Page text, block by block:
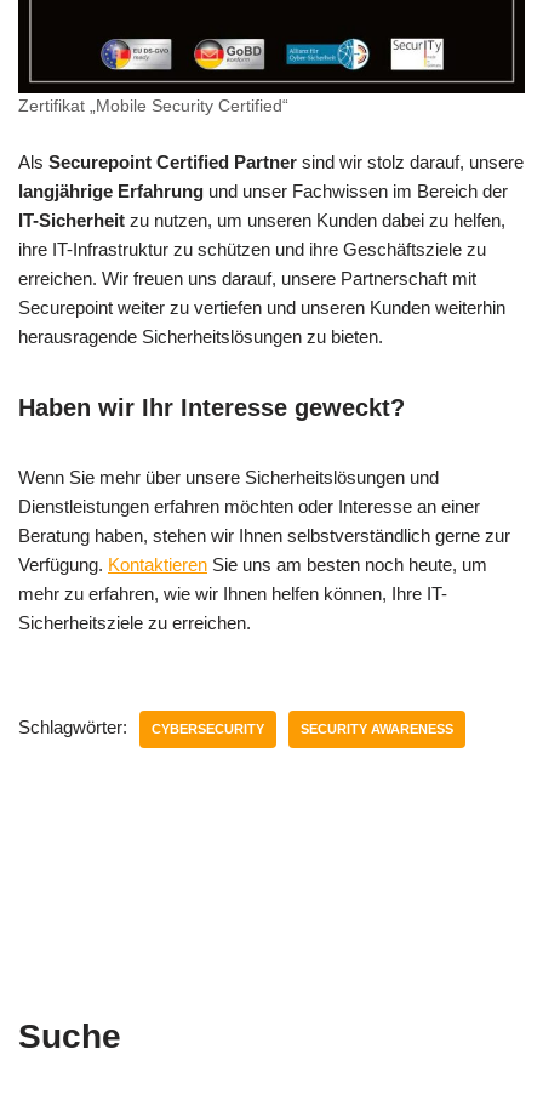
Zertifikat „Mobile Security Certified“
Als Securepoint Certified Partner sind wir stolz darauf, unsere
langjährige Erfahrung und unser Fachwissen im Bereich der
IT-Sicherheit zu nutzen, um unseren Kunden dabei zu helfen,
ihre IT-Infrastruktur zu schützen und ihre Geschäftsziele zu
erreichen. Wir freuen uns darauf, unsere Partnerschaft mit
Securepoint weiter zu vertiefen und unseren Kunden weiterhin
herausragende Sicherheitslösungen zu bieten.
Haben wir Ihr Interesse geweckt?
Wenn Sie mehr über unsere Sicherheitslösungen und
Dienstleistungen erfahren möchten oder Interesse an einer
Beratung haben, stehen wir Ihnen selbstverständlich gerne zur
Verfügung. Kontaktieren Sie uns am besten noch heute, um
mehr zu erfahren, wie wir Ihnen helfen können, Ihre IT-
Sicherheitsziele zu erreichen.
Schlagwörter: CYBERSECURITY SECURITY AWARENESS
Suche